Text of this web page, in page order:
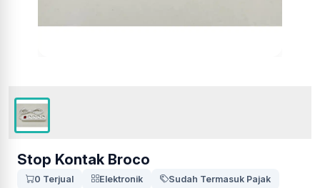
Stop Kontak Broco
0 Terjual Elektronik Sudah Termasuk Pajak